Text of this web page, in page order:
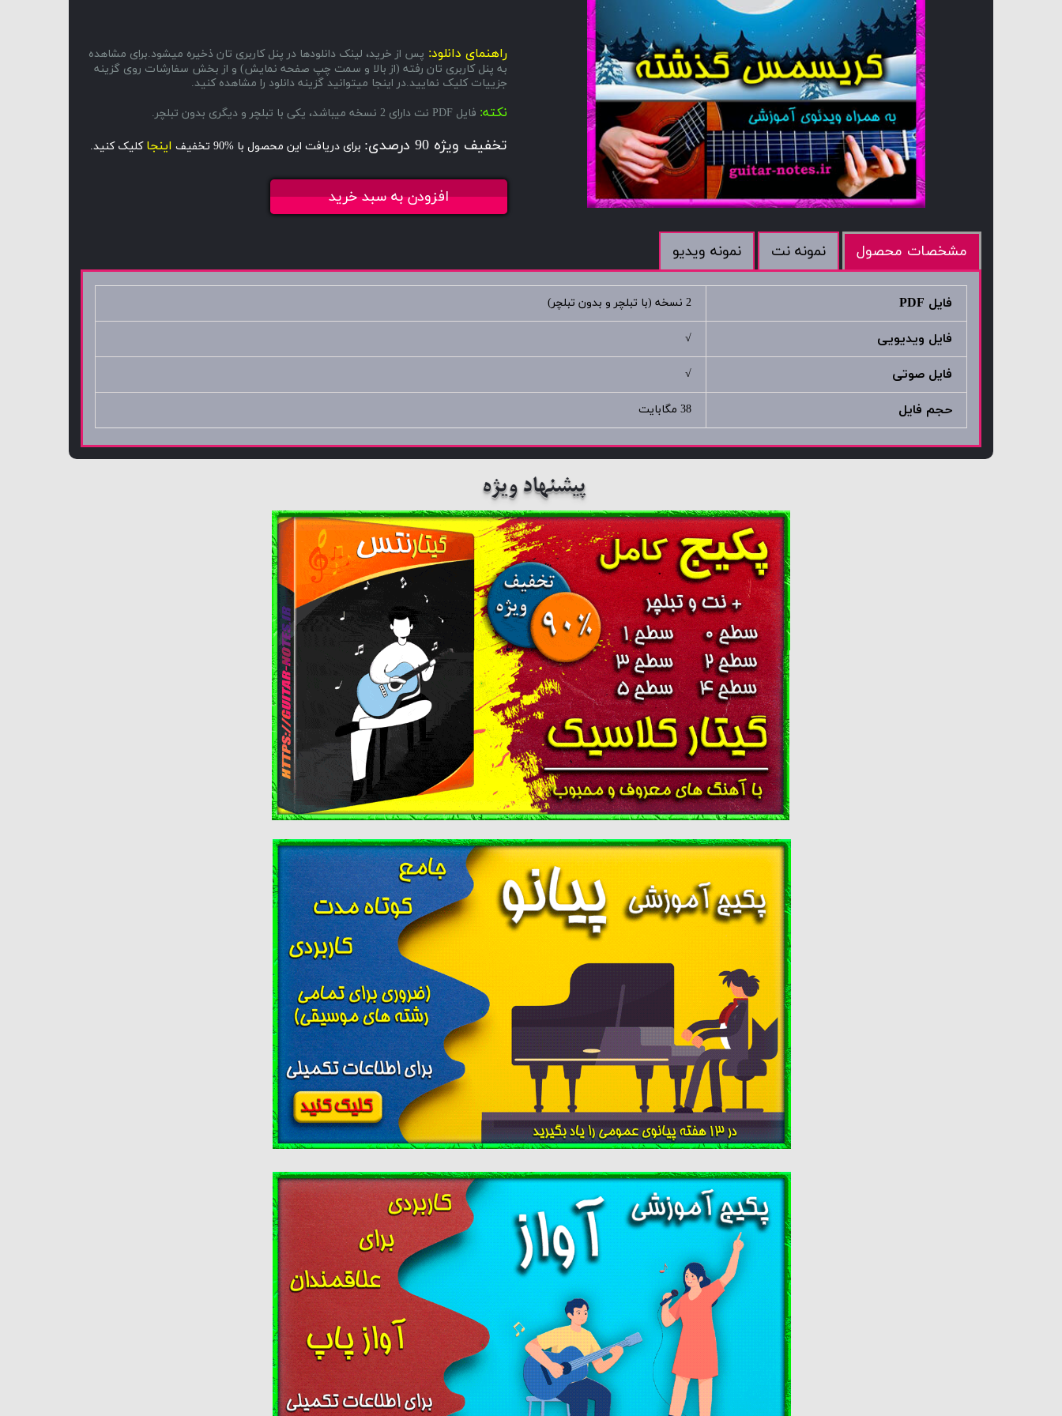
راهنمای دانلود: پس از خرید، لینک دانلودها در پنل کاربری تان ذخیره میشود.برای مشاهده
به پنل کاربری تان رفته (از بالا و سمت چپ صفحه نمایش) و از بخش سفارشات روی گزینه
جزییات کلیک نمایید.در اینجا میتوانید گزینه دانلود را مشاهده کنید.
نکته: فایل PDF نت دارای 2 نسخه میباشد، یکی با تبلچر و دیگری بدون تبلچر.
تخفیف ویژه 90 درصدی: برای دریافت این محصول با %90 تخفیف اینجا کلیک کنید.
افزودن به سبد خرید
مشخصات محصول نمونه نت نمونه ویدیو
فایل PDF 2 نسخه (با تبلچر و بدون تبلچر)
فایل ویدیویی √
فایل صوتی √
حجم فایل 38 مگابایت
پیشنهاد ویژه